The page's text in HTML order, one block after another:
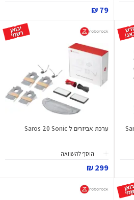
79 ₪
ערכת אביזרים ל Saros 20 Sonic
הוסף להשוואה
299 ₪